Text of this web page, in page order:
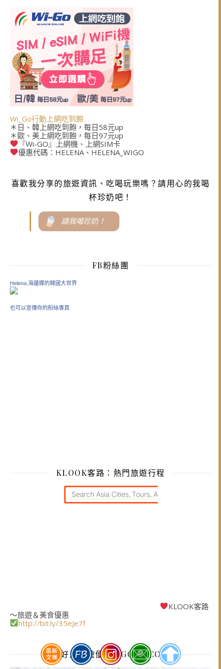
Wi_Go行動上網吃到飽
＊日、韓上網吃到飽，每日58元up
＊歐、美上網吃到飽，每日97元up
『Wi-GO』上網機、上網SIM卡
優惠代碼：HELENA、HELENA_WIGO
喜歡我分享的旅遊資訊、吃喝玩樂嗎？請用心的我喝
杯珍奶吧！
請我喝珍奶！
FB粉絲團
Helena.海蓮娜的韓國大世界
也可以宣傳你的粉絲專頁
KLOOK客路：熱門旅遊行程
KLOOK客路
～旅遊＆美食優惠
http://bit.ly/35eJe7f
搜好房、撿便宜 AGODA.COM